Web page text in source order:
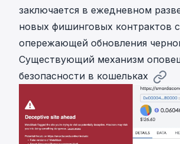
заключается в ежедневном
новых фишинговых контрактов
опережающей обновления
Существующий механизм
безопасности в кошельках